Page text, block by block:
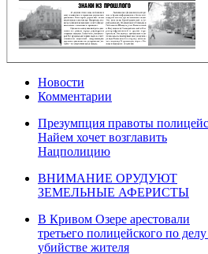
Новости
Комментарии
Презумпция правоты
Найем хочет возглавить
Нацполицию
ВНИМАНИЕ ОРУДУЮТ
ЗЕМЕЛЬНЫЕ АФЕРИСТЫ
В Кривом Озере арестовали
третьего полицейского по
убийстве жителя